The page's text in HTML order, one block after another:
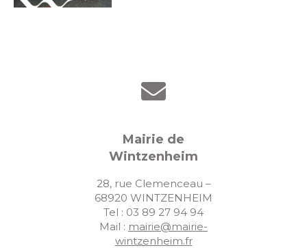
Mairie de
Wintzenheim
28, rue Clemenceau –
68920 WINTZENHEIM
Tel : 03 89 27 94 94
Mail : mairie@mairie-
wintzenheim.fr